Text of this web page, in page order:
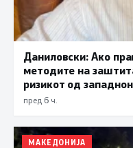
Даниловски: Ако
методите на
ризикот од
пред 6 ч.
МАКЕДОНИЈА